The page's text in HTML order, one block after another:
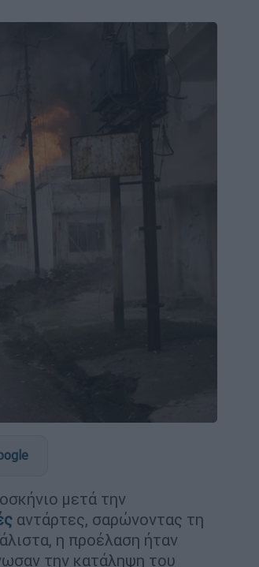
μετά την
αντάρτες, σαρώνοντας τη
η προέλαση ήταν
την κατάληψη του